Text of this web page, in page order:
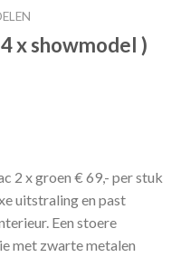
x showmodel )
2 x groen € 69,- per stuk
uitstraling en past
Een stoere
met zwarte metalen